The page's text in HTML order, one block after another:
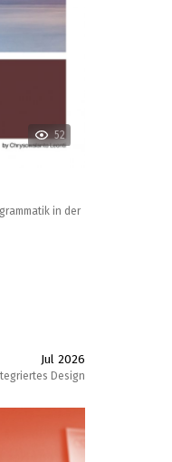
52
in der
Jul 2026
Design